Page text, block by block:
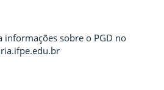
informações sobre o PGD no